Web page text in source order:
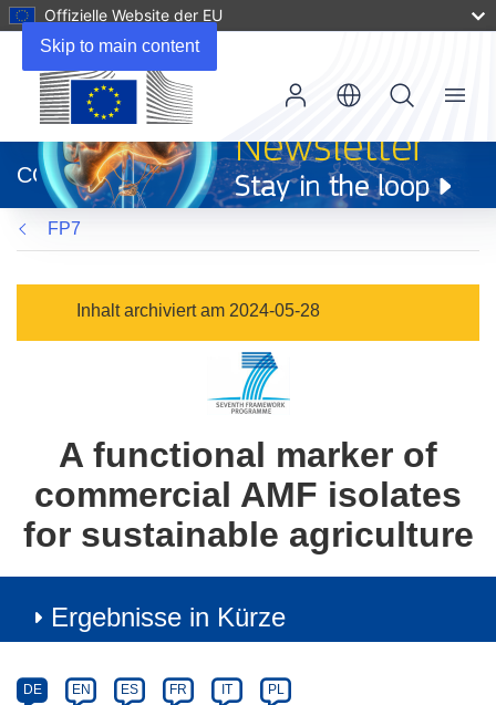
Skip to main content
Offizielle Website der EU
neuem
Fenster)
CORDIS
Menu
FP7
Inhalt archiviert am 2024-05-28
A functional marker of
commercial AMF isolates
for sustainable agriculture
Ergebnisse in Kürze
Category
Article
DE EN ES FR IT PL